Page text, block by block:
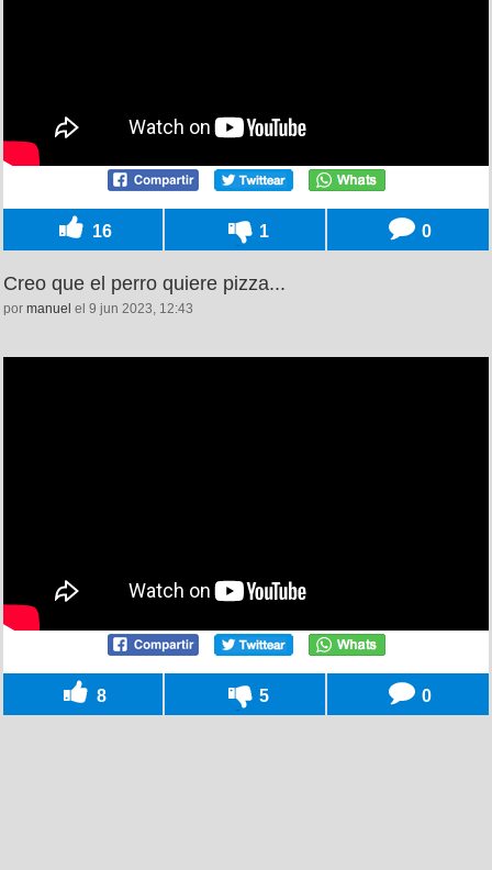
16 1 0
Creo que el perro quiere pizza...
por manuel el 9 jun 2023, 12:43
8 5 0